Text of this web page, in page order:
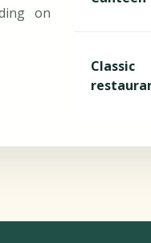
on
Classic